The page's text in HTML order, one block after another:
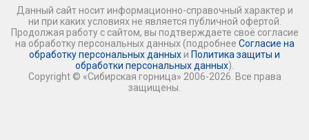
Данный сайт носит информационно-справочный характер и
ни при каких условиях не является публичной офертой.
Продолжая работу с сайтом, вы подтверждаете своё согласие
на обработку персональных данных (подробнее Согласие на
обработку персональных данных и Политика защиты и
обработки персональных данных).
Copyright © «Сибирская горница» 2006-2026. Все права
защищены.